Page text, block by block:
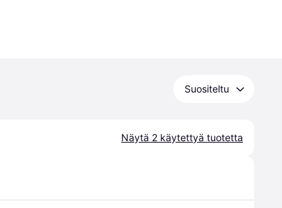
Suositeltu
Näytä 2 käytettyä tuotetta